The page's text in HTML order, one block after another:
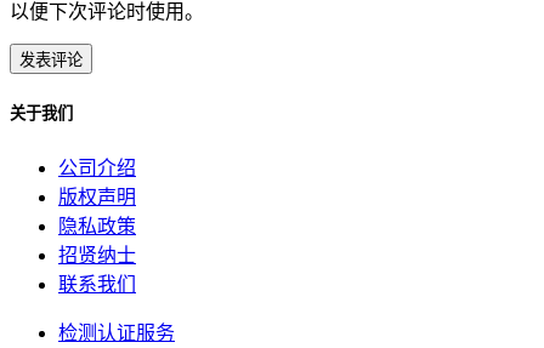
以便下次评论时使用。
关于我们
公司介绍
版权声明
隐私政策
招贤纳士
联系我们
检测认证服务